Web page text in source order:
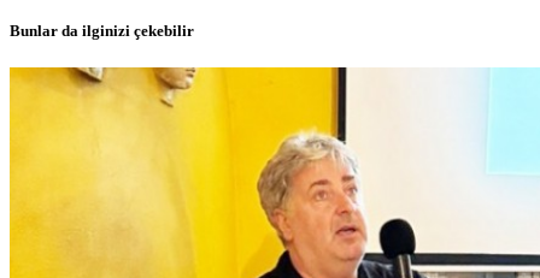
Bunlar da ilginizi çekebilir